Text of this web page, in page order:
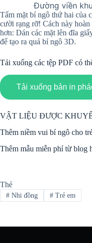
Đường viền
Tấm mặt bí ngô thứ hai của
cười rạng rỡ! Cách này
hơn: Dán các mặt lên đĩa
để tạo ra quả bí ngô 3D.
Tải xuống các tệp PDF có
Tải xuống bản in
VẬT LIỆU ĐƯỢC
Thêm niềm vui bí ngô cho
Thêm mẫu miễn phí từ blog
Thẻ
#Nhi đồng #Trẻ em